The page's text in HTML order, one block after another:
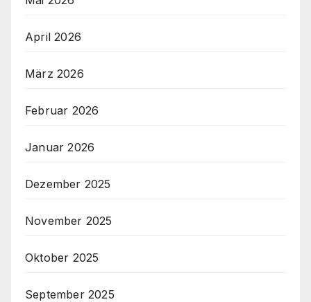
April 2026
März 2026
Februar 2026
Januar 2026
Dezember 2025
November 2025
Oktober 2025
September 2025